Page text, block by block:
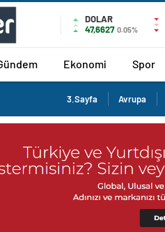
DOLAR
47,6627 0.05%
Ekonomi Spor
3.Sayfa Avrupa